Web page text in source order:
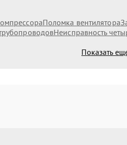
Поломка вентилятора
Неисправность
Показать